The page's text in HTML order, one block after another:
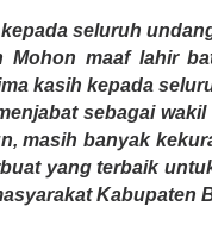
n
H
l
a
l
B
h
seluruh
Mohon maaf lahir
kasih kepada
sebagai
masih banyak
yang terbaik
Kabupaten